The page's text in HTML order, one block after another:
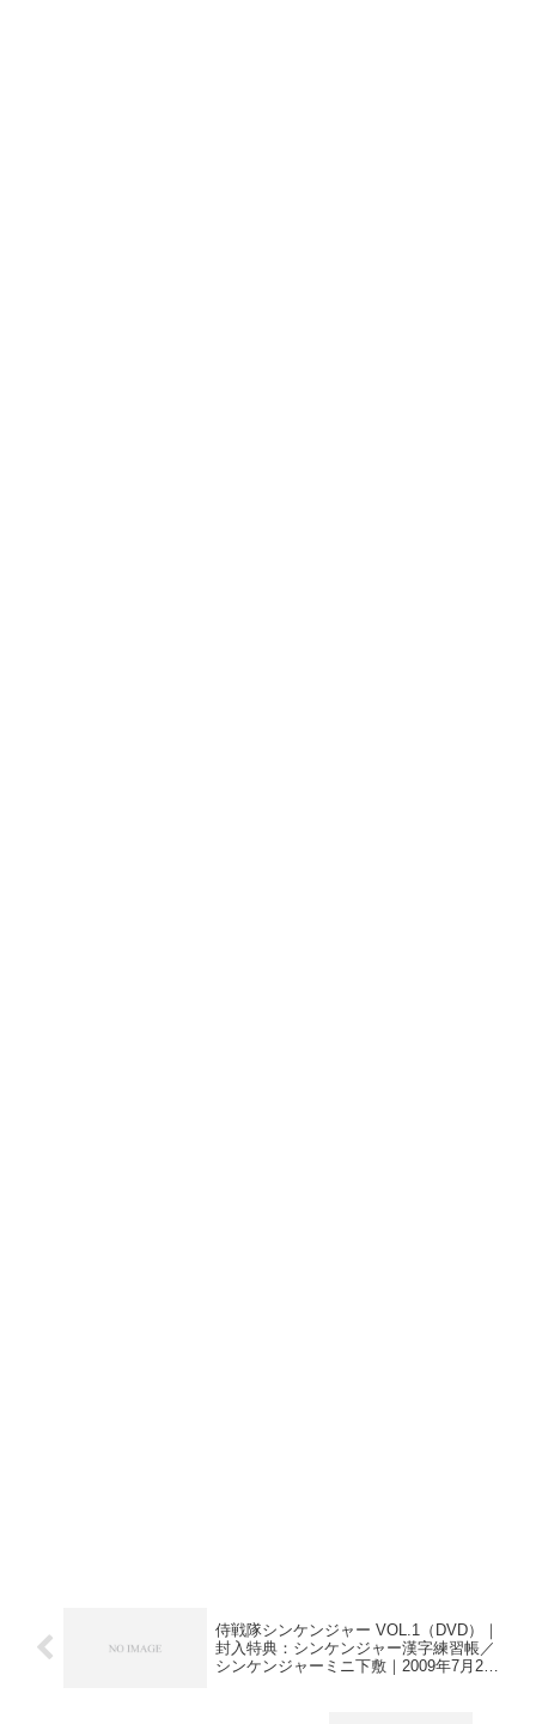
侍戦隊シンケンジャー VOL.1（DVD）｜
封入特典：シンケンジャー漢字練習帳／
シンケンジャーミニ下敷｜2009年7月21